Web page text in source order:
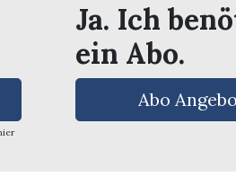
Ja. Ich
ein Abo.
Abo